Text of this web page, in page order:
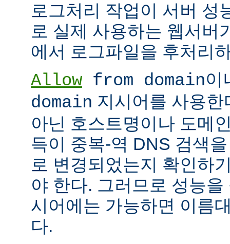
로그처리 작업이 서버 성
로 실제 사용하는 웹서버
에서 로그파일을 후처리
Allow from domain이
domain 지시어를 사용
아닌 호스트명이나 도메
득이 중복-역 DNS 검색
로 변경되었는지 확인하
야 한다. 그러므로 성능
시어에는 가능하면 이름
다.